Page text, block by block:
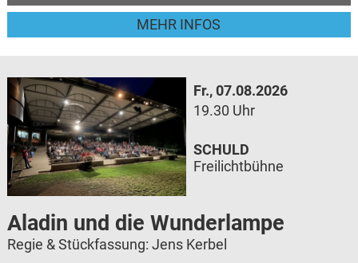
MEHR INFOS
Fr., 07.08.2026
19.30 Uhr
Aladin und die Wunderlampe
Regie & Stückfassung: Jens Kerbel
SCHULD
Freilichtbühne